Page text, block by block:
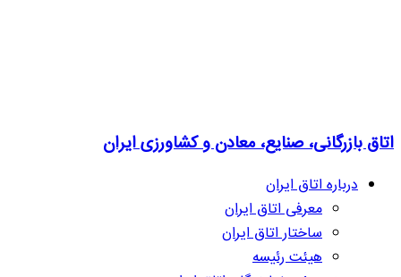
اتاق بازرگانی، صنایع، معادن و کشاورزی ایران
درباره اتاق ایران
معرفی اتاق ایران
ساختار اتاق ایران
هیئت رئیسه